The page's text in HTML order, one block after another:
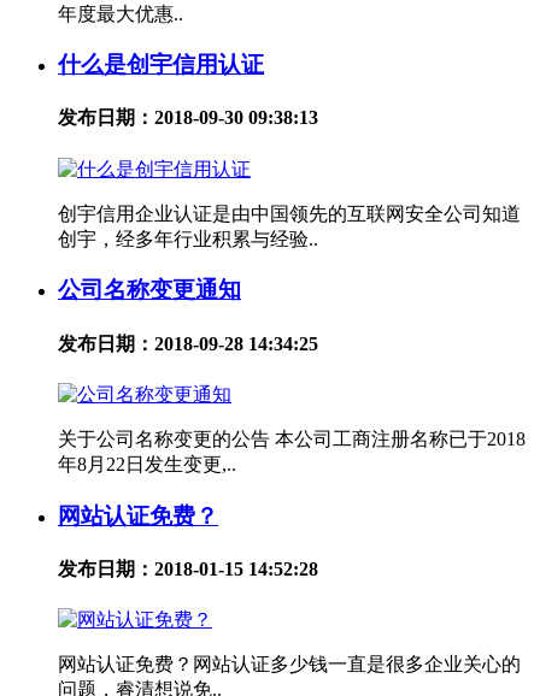
年度最大优惠..
什么是创宇信用认证
发布日期：2018-09-30 09:38:13
创宇信用企业认证是由中国领先的互联网安全公司知道
创宇，经多年行业积累与经验..
公司名称变更通知
发布日期：2018-09-28 14:34:25
关于公司名称变更的公告 本公司工商注册名称已于2018
年8月22日发生变更,..
网站认证免费？
发布日期：2018-01-15 14:52:28
网站认证免费？网站认证多少钱一直是很多企业关心的
问题，睿清想说免..